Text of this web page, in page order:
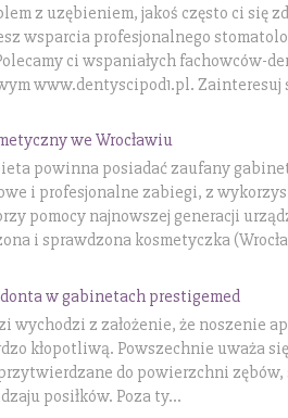
z uzębieniem, jakoś często ci się
wsparcia profesjonalnego
ci wspaniałych fachowców-
www.dentyscipod1.pl. Zainteresuj
we Wrocławiu
powinna posiadać zaufany
i profesjonalne zabiegi, z
pomocy najnowszej generacji
i sprawdzona kosmetyczka
w gabinetach prestigemed
wychodzi z założenie, że noszenie
kłopotliwą. Powszechnie uważa
do powierzchni
posiłków. Poza ty...